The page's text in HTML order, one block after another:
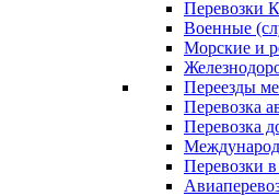
Перевозки
Военные
Морские и
Переезды
Перевозка
Перевозка
Перевозки